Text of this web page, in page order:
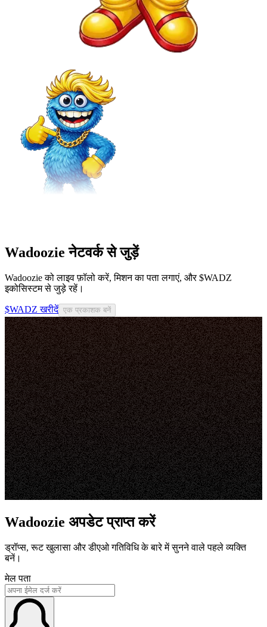
Wadoozie नेटवर्क से जुड़ें
Wadoozie को लाइव फ़ॉलो करें, मिशन का पता लगाएं, और $WADZ
इकोसिस्टम से जुड़े रहें।
$WADZ खरीदें एक प्रकाशक बनें
Wadoozie अपडेट प्राप्त करें
ड्रॉप्स, रूट खुलासा और डीएओ गतिविधि के बारे में सुनने वाले पहले व्यक्ति
बनें।
मेल पता